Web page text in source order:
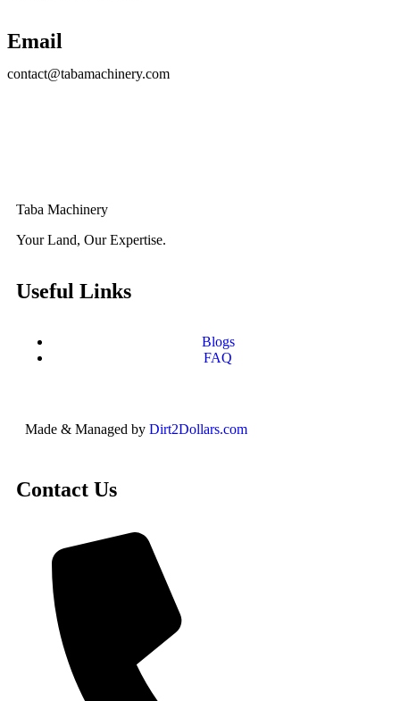
Email
contact@tabamachinery.com
Taba Machinery
Your Land, Our Expertise.
Useful Links
Blogs
FAQ
Made & Managed by Dirt2Dollars.com
Contact Us